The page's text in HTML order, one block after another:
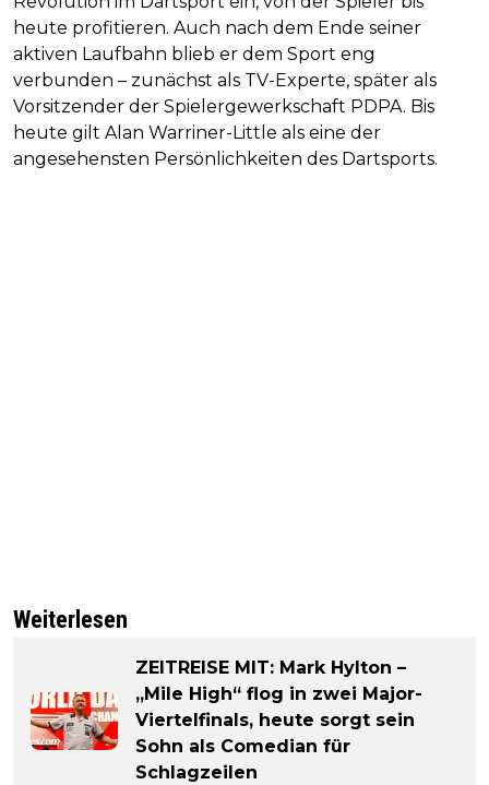
heute profitieren. Auch nach dem Ende seiner
aktiven Laufbahn blieb er dem Sport eng
verbunden – zunächst als TV-Experte, später als
Vorsitzender der Spielergewerkschaft PDPA. Bis
heute gilt Alan Warriner-Little als eine der
angesehensten Persönlichkeiten des Dartsports.
Weiterlesen
ZEITREISE MIT: Mark Hylton –
„Mile High“ flog in zwei Major-
Viertelfinals, heute sorgt sein
Sohn als Comedian für
Schlagzeilen